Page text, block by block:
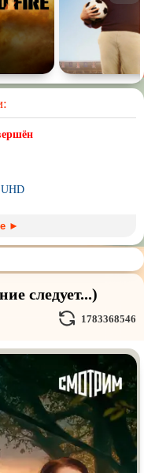
(трэш) movies
и Демоны
кино
и Волшебники
►
следует...)
1783368546